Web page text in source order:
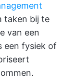
taken bij te
van een
een fysiek of